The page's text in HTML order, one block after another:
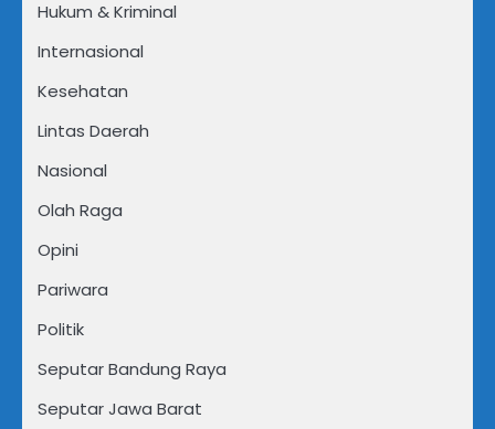
Hukum & Kriminal
Internasional
Kesehatan
Lintas Daerah
Nasional
Olah Raga
Opini
Pariwara
Politik
Seputar Bandung Raya
Seputar Jawa Barat